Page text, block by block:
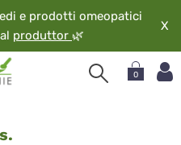
e prodotti omeopatici
produttor 🌿
X
0